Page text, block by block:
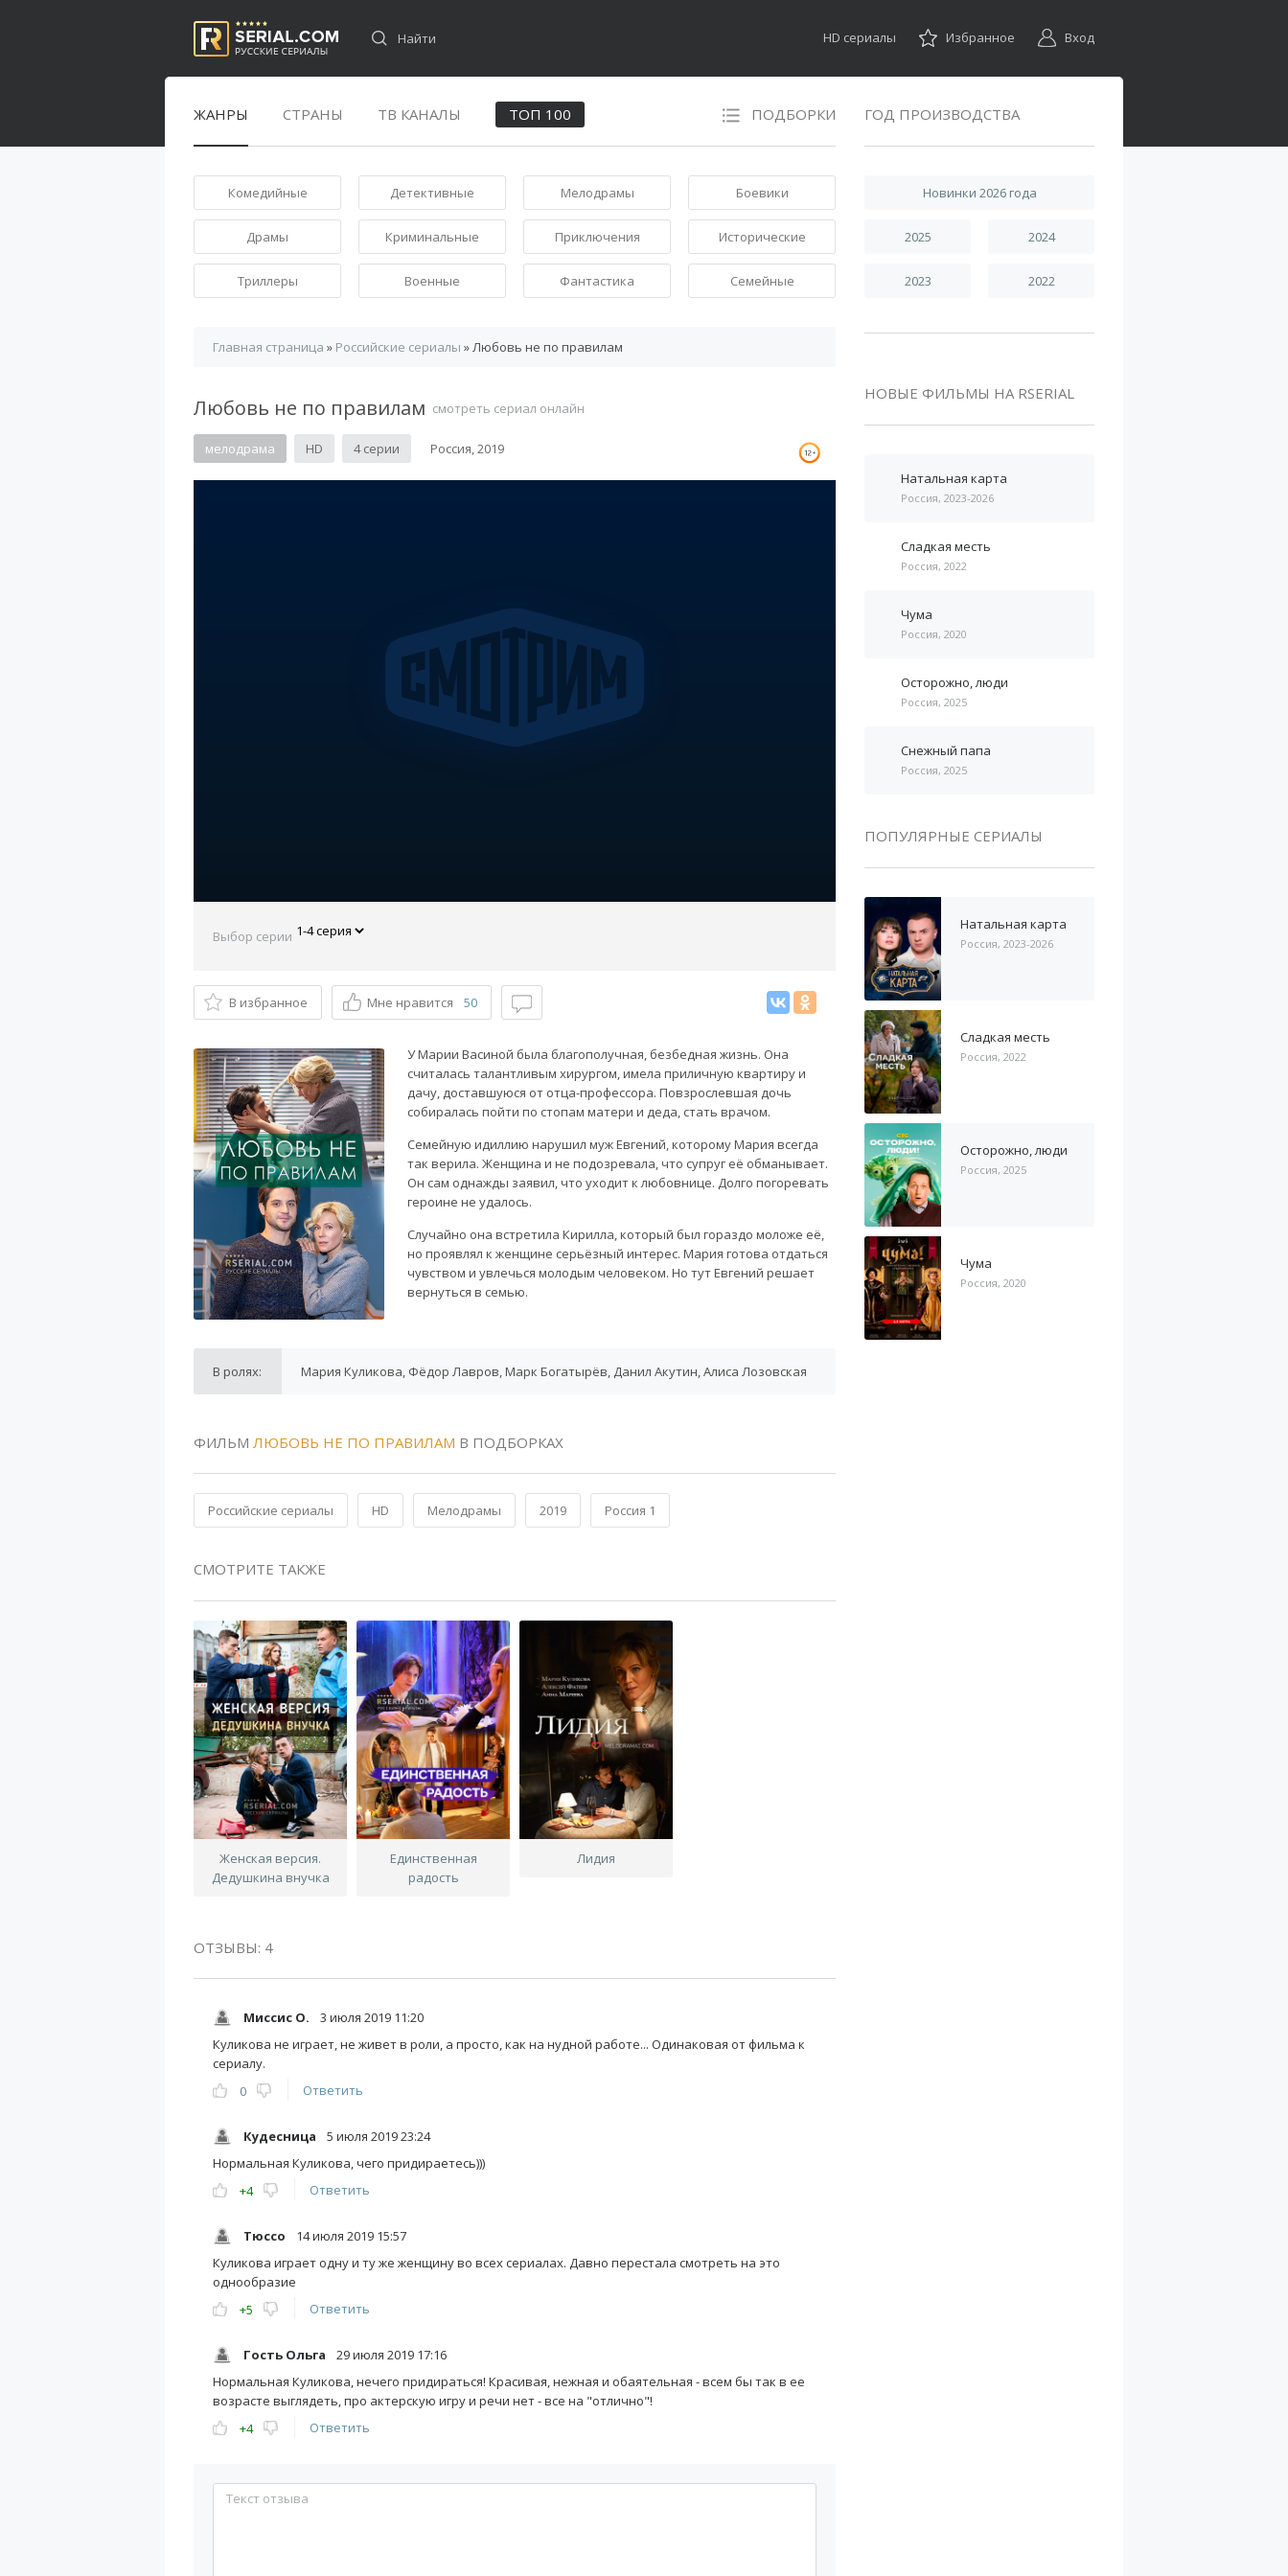
HD сериалы Избранное Вход
ЖАНРЫ СТРАНЫ ТВ КАНАЛЫ ПОДБОРКИ
ТОП 100
Комедийные Детективные Мелодрамы Боевики
Драмы Криминальные Приключения Исторические
Триллеры Военные Фантастика Семейные
Главная страница » Российские сериалы » Любовь не по правилам
Любовь не по правилам смотреть сериал онлайн
мелодрама HD 4 серии Россия, 2019
Выбор серии
В избранное Мне нравится 50
У Марии Васиной была благополучная, безбедная жизнь. Она
считалась талантливым хирургом, имела приличную квартиру и
дачу, доставшуюся от отца-профессора. Повзрослевшая дочь
собиралась пойти по стопам матери и деда, стать врачом.
Семейную идиллию нарушил муж Евгений, которому Мария всегда
так верила. Женщина и не подозревала, что супруг её обманывает.
Он сам однажды заявил, что уходит к любовнице. Долго погоревать
героине не удалось.
Случайно она встретила Кирилла, который был гораздо моложе её,
но проявлял к женщине серьёзный интерес. Мария готова отдаться
чувством и увлечься молодым человеком. Но тут Евгений решает
вернуться в семью.
В ролях: Мария Куликова, Фёдор Лавров, Марк Богатырёв, Данил Акутин, Алиса Лозовская
ФИЛЬМ ЛЮБОВЬ НЕ ПО ПРАВИЛАМ В ПОДБОРКАХ
Российские сериалы HD Мелодрамы 2019 Россия 1
СМОТРИТЕ ТАКЖЕ
Женская версия.
Дедушкина внучка
Единственная
радость
Лидия
ОТЗЫВЫ: 4
Миссис О.
3 июля 2019 11:20
Куликова не играет, не живет в роли, а просто, как на нудной работе... Одинаковая от фильма к
сериалу.
0
Ответить
Кудесница
5 июля 2019 23:24
Нормальная Куликова, чего придираетесь)))
+4
Ответить
Тюссо
14 июля 2019 15:57
Куликова играет одну и ту же женщину во всех сериалах. Давно перестала смотреть на это
однообразие
+5
Ответить
Гость Ольга
29 июля 2019 17:16
Нормальная Куликова, нечего придираться! Красивая, нежная и обаятельная - всем бы так в ее
возрасте выглядеть, про актерскую игру и речи нет - все на "отлично"!
+4
Ответить
ГОД ПРОИЗВОДСТВА
Новинки 2026 года
2025 2024
2023 2022
НОВЫЕ ФИЛЬМЫ НА RSERIAL
Натальная карта
Россия, 2023-2026
Сладкая месть
Россия, 2022
Чума
Россия, 2020
Осторожно, люди
Россия, 2025
Снежный папа
Россия, 2025
ПОПУЛЯРНЫЕ СЕРИАЛЫ
Натальная карта
Россия, 2023-2026
Сладкая месть
Россия, 2022
Осторожно, люди
Россия, 2025
Чума
Россия, 2020